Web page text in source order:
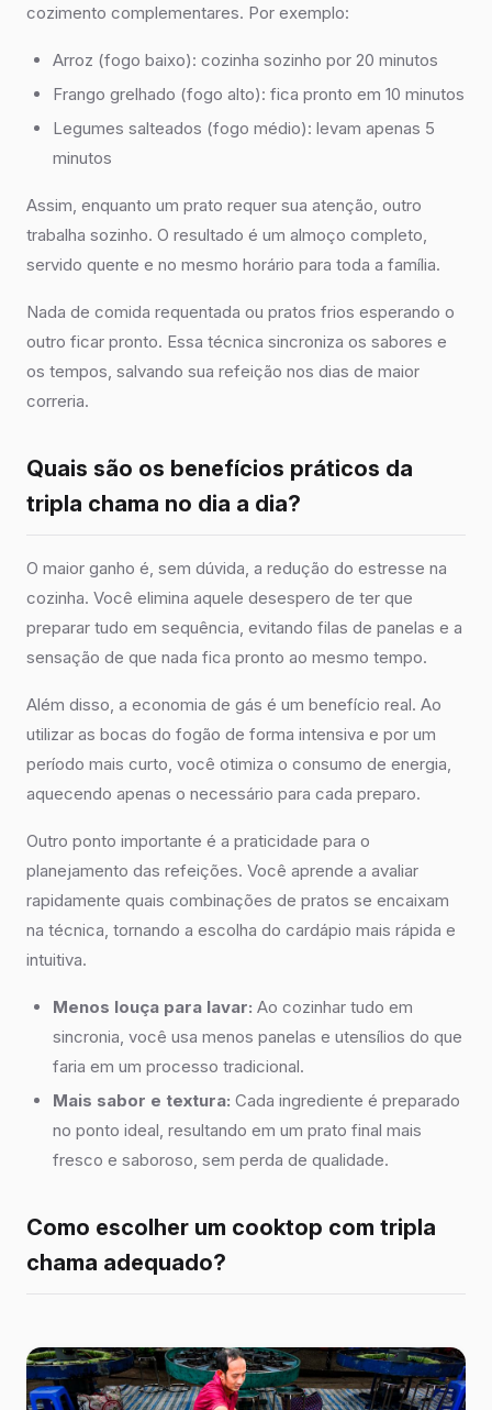
cozimento complementares. Por exemplo:
Arroz (fogo baixo): cozinha sozinho por 20 minutos
Frango grelhado (fogo alto): fica pronto em 10 minutos
Legumes salteados (fogo médio): levam apenas 5
minutos
Assim, enquanto um prato requer sua atenção, outro
trabalha sozinho. O resultado é um almoço completo,
servido quente e no mesmo horário para toda a família.
Nada de comida requentada ou pratos frios esperando o
outro ficar pronto. Essa técnica sincroniza os sabores e
os tempos, salvando sua refeição nos dias de maior
correria.
Quais são os benefícios práticos da
tripla chama no dia a dia?
O maior ganho é, sem dúvida, a redução do estresse na
cozinha. Você elimina aquele desespero de ter que
preparar tudo em sequência, evitando filas de panelas e a
sensação de que nada fica pronto ao mesmo tempo.
Além disso, a economia de gás é um benefício real. Ao
utilizar as bocas do fogão de forma intensiva e por um
período mais curto, você otimiza o consumo de energia,
aquecendo apenas o necessário para cada preparo.
Outro ponto importante é a praticidade para o
planejamento das refeições. Você aprende a avaliar
rapidamente quais combinações de pratos se encaixam
na técnica, tornando a escolha do cardápio mais rápida e
intuitiva.
Menos louça para lavar: Ao cozinhar tudo em
sincronia, você usa menos panelas e utensílios do que
faria em um processo tradicional.
Mais sabor e textura: Cada ingrediente é preparado
no ponto ideal, resultando em um prato final mais
fresco e saboroso, sem perda de qualidade.
Como escolher um cooktop com tripla
chama adequado?